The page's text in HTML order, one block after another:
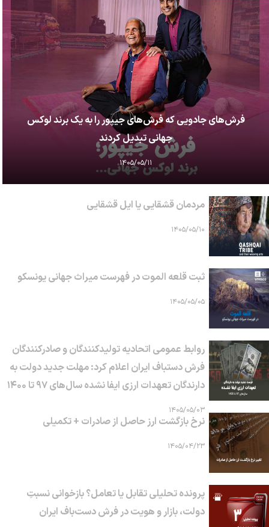
فرش‌های جادویی که فرش‌های جیپور را به یک برند لوکس
جهانی تبدیل کردند
۱۴۰۵/۰۵/۱۱
مردمان قشقایی یا ایل قشقایی
۱۴۰۵/۰۵/۱۰
ثبت قلعه الموت در فهرست میراث جهانی یونسکو
۱۴۰۵/۰۵/۰۵
روابط عمومی اتحادیه تولیدکنندگان و صادرکنندگان
فرش دستباف ایران اعلام کرد: مهلت جدید دولت به
دارندگان تعهدات ارزی ایفا نشده سال‌های ۹۷ تا ۱۴۰۰
۱۴۰۵/۰۵/۰۳
نرخ بازگشت ارز حاصل از صادرات + تکمیلی
۱۴۰۵/۰۴/۲۳
پرونده تحلیلی تقابل یا تعامل؟ بازخوانی نسبتِ
دولت، بازار و هویت در فرش دست‌باف ایران